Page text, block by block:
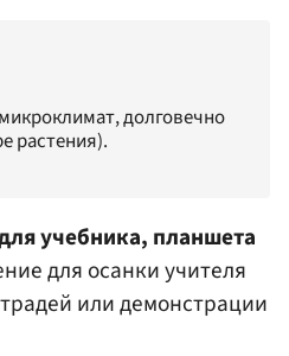
долговечно
растения).
учебника, планшета
для осанки учителя
или демонстрации